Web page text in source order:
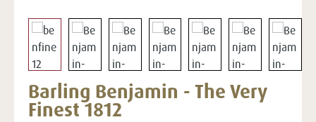
Barling Benjamin - The Very
Finest 1812